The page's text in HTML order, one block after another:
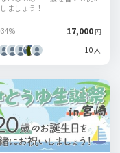
しましょう！
34% 17,000円
10人